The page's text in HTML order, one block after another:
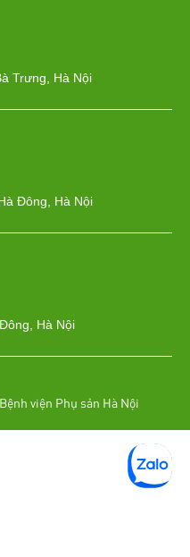
Trưng, Hà Nội
Đông, Hà Nội
Hà Nội
Bệnh viện Phụ sản Hà Nội